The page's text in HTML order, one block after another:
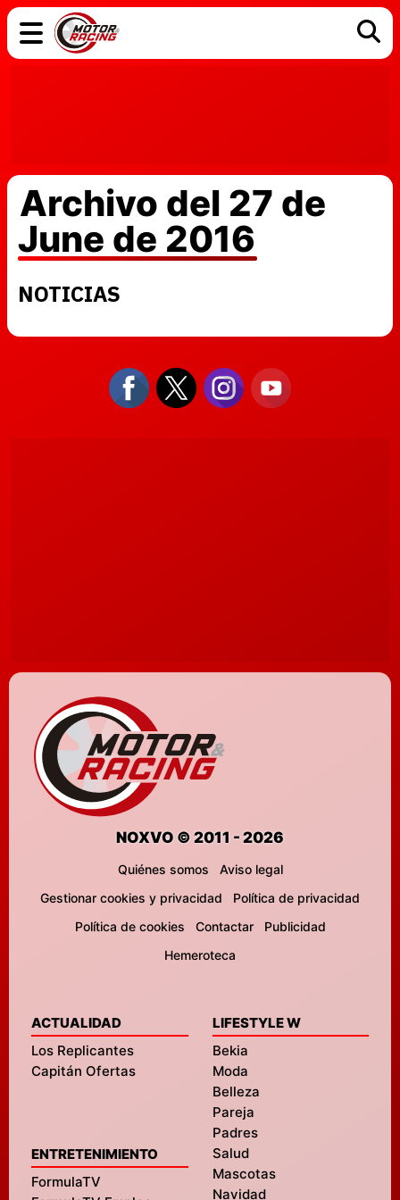
Archivo del 27 de
June de 2016
NOTICIAS
NOXVO © 2011 - 2026
Quiénes somos
Aviso legal
Gestionar cookies y privacidad
Política de privacidad
Política de cookies
Contactar
Publicidad
Hemeroteca
ACTUALIDAD
Los Replicantes
Capitán Ofertas
ENTRETENIMIENTO
FormulaTV
LIFESTYLE W
Bekia
Moda
Belleza
Pareja
Padres
Salud
Mascotas
Navidad